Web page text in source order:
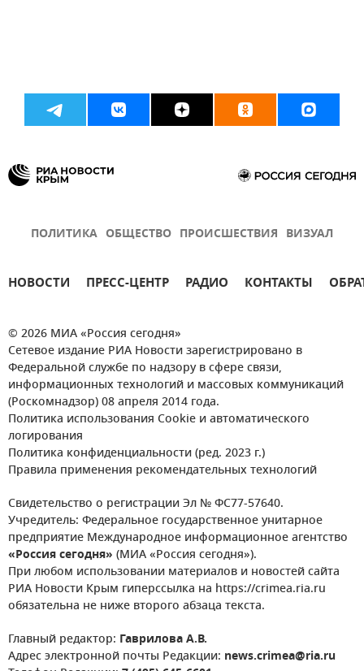
ПОЛИТИКА ОБЩЕСТВО ПРОИСШЕСТВИЯ ВИЗУАЛ
НОВОСТИ ПРЕСС-ЦЕНТР РАДИО КОНТАКТЫ
© 2026 МИА «Россия сегодня»
Сетевое издание РИА Новости зарегистрировано в
Федеральной службе по надзору в сфере связи,
информационных технологий и массовых коммуникаций
(Роскомнадзор) 08 апреля 2014 года.
Политика использования Cookie и автоматического
логирования
Политика конфиденциальности (ред. 2023 г.)
Правила применения рекомендательных технологий
Свидетельство о регистрации Эл № ФС77-57640.
Учредитель: Федеральное государственное унитарное
предприятие Международное информационное агентство
«Россия сегодня» (МИА «Россия сегодня»).
При любом использовании материалов и новостей сайта
РИА Новости Крым гиперссылка на https://crimea.ria.ru
обязательна не ниже второго абзаца текста.
Главный редактор: Гаврилова А.В.
Адрес электронной почты Редакции: news.crimea@ria.ru